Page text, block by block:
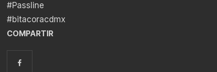
#Passline
#bitacoracdmx
COMPARTIR